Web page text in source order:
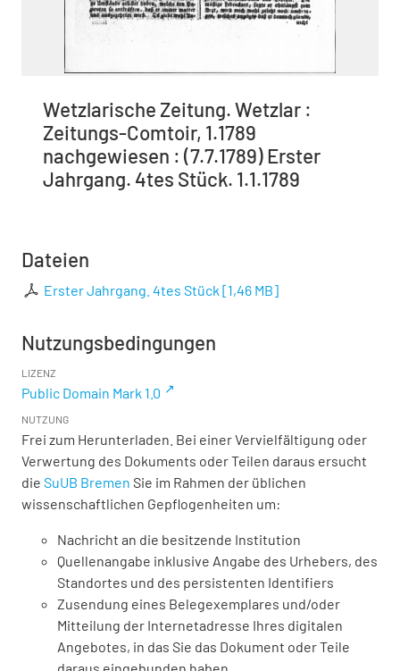
Wetzlarische Zeitung. Wetzlar :
Zeitungs-Comtoir, 1.1789
nachgewiesen : (7.7.1789) Erster
Jahrgang. 4tes Stück. 1.1.1789
Dateien
Erster Jahrgang. 4tes Stück [1,46 MB]
Nutzungsbedingungen
LIZENZ
Public Domain Mark 1.0
NUTZUNG
Frei zum Herunterladen. Bei einer Vervielfältigung oder
Verwertung des Dokuments oder Teilen daraus ersucht
die SuUB Bremen Sie im Rahmen der üblichen
wissenschaftlichen Gepflogenheiten um:
Nachricht an die besitzende Institution
Quellenangabe inklusive Angabe des Urhebers, des
Standortes und des persistenten Identifiers
Zusendung eines Belegexemplares und/oder
Mitteilung der Internetadresse Ihres digitalen
Angebotes, in das Sie das Dokument oder Teile